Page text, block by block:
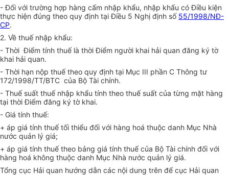
- Đối với trường hợp hàng cấm nhập khẩu, nhập khẩu có Điều kiện
thực hiện đúng theo quy định tại Điều 5 Nghị định số 55/1998/NĐ-
CP.
2. Về thuế nhập khẩu:
- Thời Điểm tính thuế là thời Điểm người khai hải quan đăng ký tờ
khai hải quan.
- Thời hạn nộp thuế theo quy định tại Mục III phần C Thông tư
172/1998/TT/BTC của Bộ Tài chính.
- Thuế suất thuế nhập khẩu tính theo thuế suất của từng mặt hàng
tại thời Điểm đăng ký tờ khai.
- Giá tính thuế:
+ áp giá tính thuế tối thiểu đối với hàng hoá thuộc danh Mục Nhà
nước quản lý giá;
+ áp giá tính thuế theo bảng giá tính thuế của Bộ Tài chính đối với
hàng hoá không thuộc danh Mục Nhà nước quản lý giá.
Tổng cục Hải quan hướng dẫn các nội dung trên để cục Hải quan